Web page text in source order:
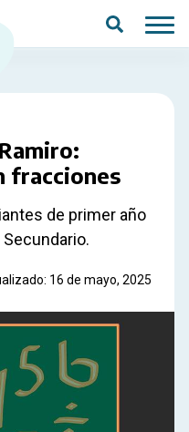
fracciones
de primer año
16 de mayo, 2025